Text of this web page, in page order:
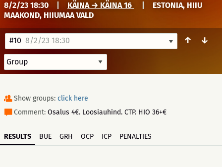
8/2/23 18:30 KÄINA → KÄINA 16
ESTONIA, HIIU
MAAKOND, HIIUMAA VALD
#10 8/2/23 18:30 ↑ ↓
Show groups: click here
Comment: Osalus 4€. Loosiauhind. CTP. HIO 36+€
RESULTS BUE GRH OCP ICP PENALTIES